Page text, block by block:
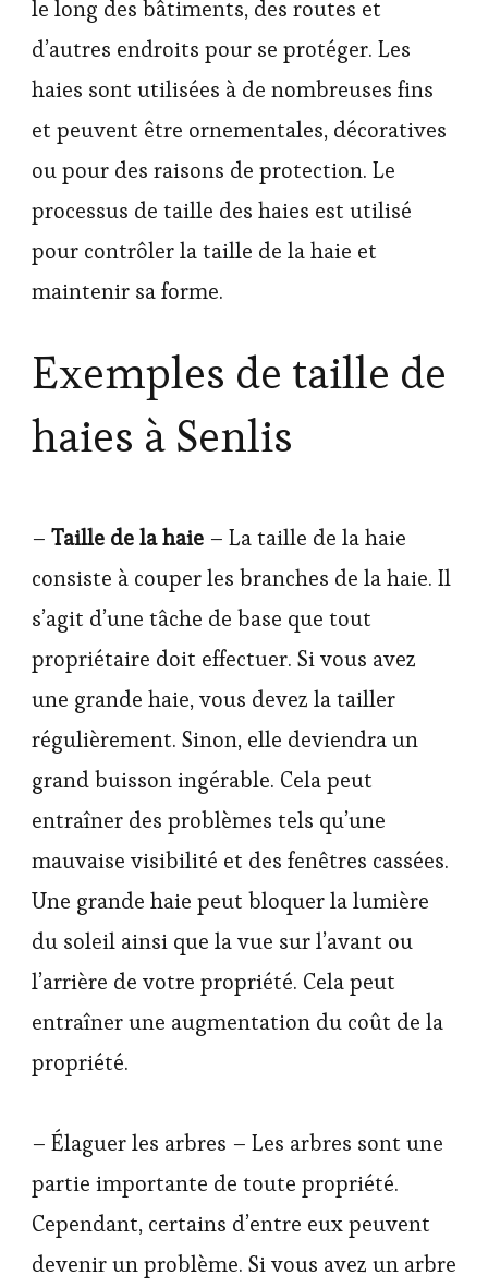
le long des bâtiments, des routes et
d’autres endroits pour se protéger. Les
haies sont utilisées à de nombreuses fins
et peuvent être ornementales, décoratives
ou pour des raisons de protection. Le
processus de taille des haies est utilisé
pour contrôler la taille de la haie et
maintenir sa forme.
Exemples de taille de
haies à Senlis
– Taille de la haie – La taille de la haie
consiste à couper les branches de la haie. Il
s’agit d’une tâche de base que tout
propriétaire doit effectuer. Si vous avez
une grande haie, vous devez la tailler
régulièrement. Sinon, elle deviendra un
grand buisson ingérable. Cela peut
entraîner des problèmes tels qu’une
mauvaise visibilité et des fenêtres cassées.
Une grande haie peut bloquer la lumière
du soleil ainsi que la vue sur l’avant ou
l’arrière de votre propriété. Cela peut
entraîner une augmentation du coût de la
propriété.
– Élaguer les arbres – Les arbres sont une
partie importante de toute propriété.
Cependant, certains d’entre eux peuvent
devenir un problème. Si vous avez un arbre